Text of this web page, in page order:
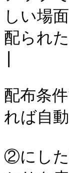
しい場
配られ
配布条
れば自
②にし